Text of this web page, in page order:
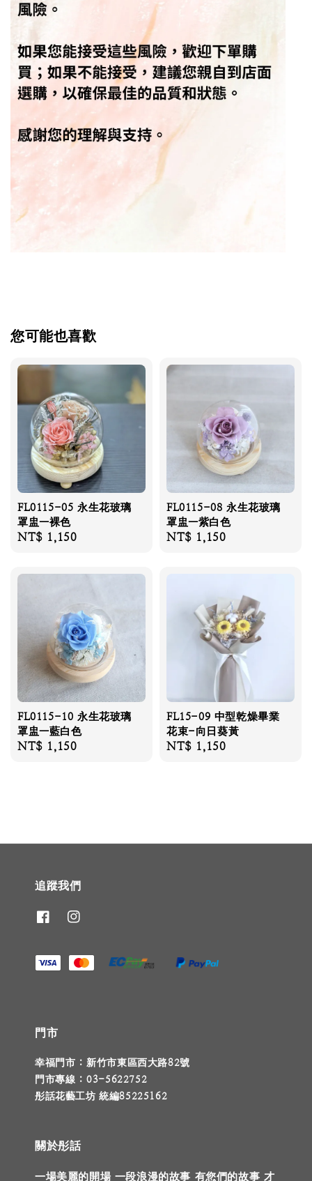
您可能也喜歡
FL0115-05 永生花玻璃
罩盅—裸色
Regular
NT$ 1,150
FL0115-08 永生花玻璃
罩盅—紫白色
Regular
NT$ 1,150
FL0115-10 永生花玻璃
罩盅—藍白色
Regular
NT$ 1,150
FL15-09 中型乾燥畢業
花束-向日葵黃
Regular
NT$ 1,150
追蹤我們
門市
幸福門市 : 新竹市東區西大路82號
門市專線 : 03-5622752
彤話花藝工坊 統編85225162
關於彤話
一場美麗的開場 一段浪漫的故事 有您們的故事 才